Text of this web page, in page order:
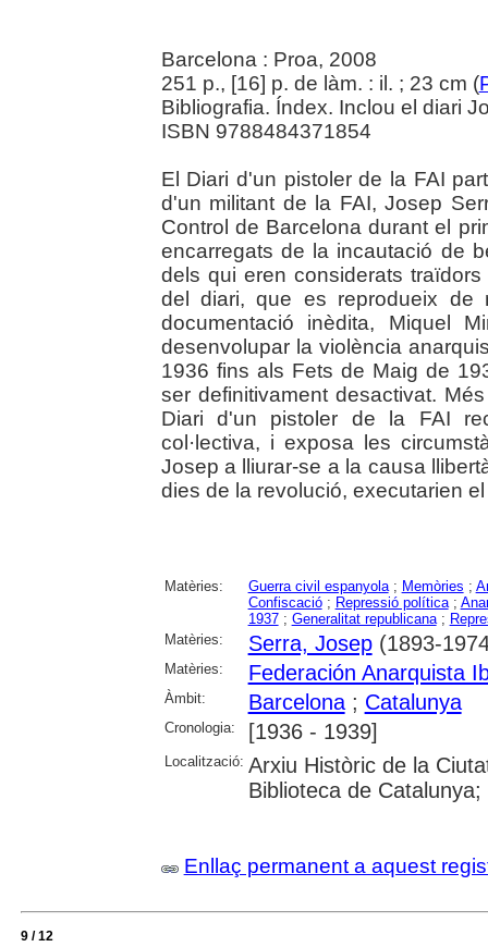
Barcelona : Proa, 2008
251 p., [16] p. de làm. : il. ; 23 cm (
Bibliografia. Índex. Inclou el diari
ISBN 9788484371854
El Diari d'un pistoler de la FAI
d'un militant de la FAI, Josep
Control de Barcelona durant el
encarregats de la incautació de
dels qui eren considerats
del diari, que es reprodueix de
documentació inèdita, Miquel
desenvolupar la violència
1936 fins als Fets de Maig de
ser definitivament desactivat.
Diari d'un pistoler de la FAI
col·lectiva, i exposa les
Josep a lliurar-se a la causa
dies de la revolució, executarien
Matèries: Guerra civil espanyola; Memòries ;
Confiscació; Repressió política;
1937; Generalitat republicana;
Matèries:
Serra, Josep(1893-
Matèries: Federación Anarquista
Àmbit: Barcelona; Catalunya
Cronologia: [1936 - 1939]
Localització: Arxiu Històric de la
Biblioteca de
Enllaç permanent a aquest
9 / 12